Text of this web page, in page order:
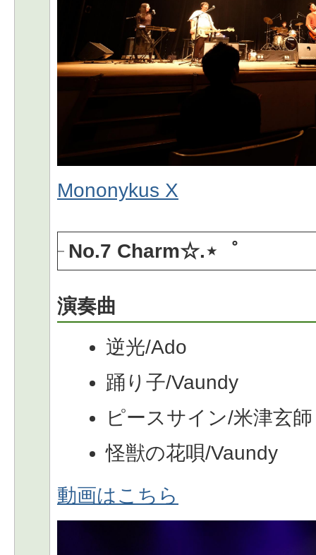
Mononykus X
No.7 Charm☆.⋆゜
演奏曲
逆光/Ado
踊り子/Vaundy
ピースサイン/米津玄師
怪獣の花唄/Vaundy
動画はこちら